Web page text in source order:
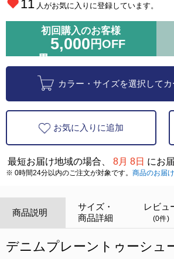
11 人がお気に入りに登録しています。
初回購入のお客様
5,000 円OFF
カラー・サイズを選択して
お気に入りに追加
最短お届け地域の場合、 8月 8日 にお
※ 0時間24分以内のご注文が対象です。 商品のお届
商品説明
サイズ・
商品詳細
レビュ
(0件)
デニムプレーントゥーシュ